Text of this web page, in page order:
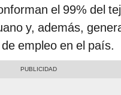
el 99% del
y, además,
empleo en el país.